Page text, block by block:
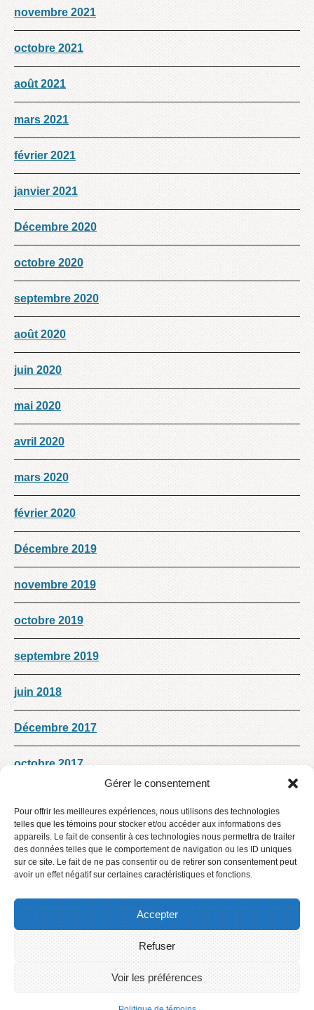
Gérer le consentement
Pour offrir les meilleures expériences, nous utilisons des technologies
telles que les témoins pour stocker et/ou accéder aux informations des
appareils. Le fait de consentir à ces technologies nous permettra de traiter
des données telles que le comportement de navigation ou les ID uniques
sur ce site. Le fait de ne pas consentir ou de retirer son consentement peut
avoir un effet négatif sur certaines caractéristiques et fonctions.
Accepter
Refuser
Voir les préférences
novembre 2021
octobre 2021
août 2021
mars 2021
février 2021
janvier 2021
Décembre 2020
octobre 2020
septembre 2020
août 2020
juin 2020
mai 2020
avril 2020
mars 2020
février 2020
Décembre 2019
novembre 2019
octobre 2019
septembre 2019
juin 2018
Décembre 2017
octobre 2017
août 2017
Décembre 2016
Accueil Contact
2016 © Centre de services scolaire des Phares